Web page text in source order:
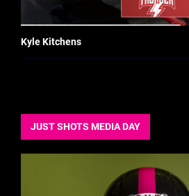
Kyle Kitchens
JUST SHOTS MEDIA DAY